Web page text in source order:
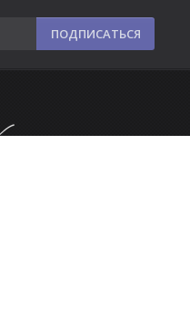
ПОДПИСАТЬСЯ